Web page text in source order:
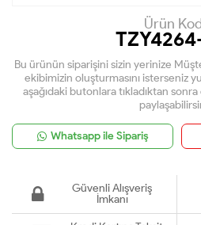
Ürün
Bu ürünün siparişini sizin yerinize
ekibimizin oluşturmasını isterseniz
aşağıdaki butonlara tıkladıktan
Whatsapp ile Sipariş
Güvenli Alışveriş
İmkanı